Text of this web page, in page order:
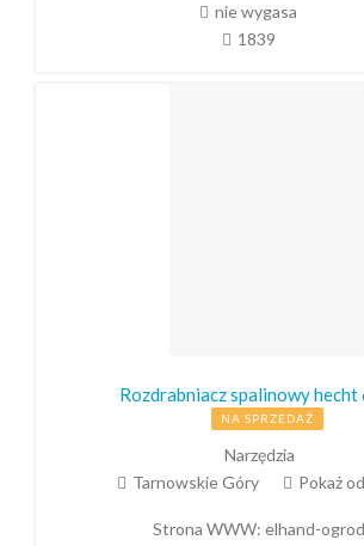
nie wygasa
1839
Rozdrabniacz spalinowy hecht
NA SPRZEDAŻ
Narzędzia
Tarnowskie Góry
Pokaż
Strona WWW: elhand-